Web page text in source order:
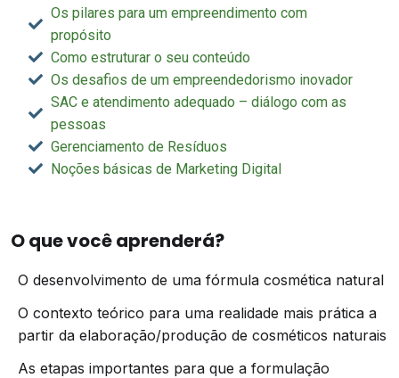
Os pilares para um empreendimento com
propósito
Como estruturar o seu conteúdo
Os desafios de um empreendedorismo inovador
SAC e atendimento adequado – diálogo com as
pessoas
Gerenciamento de Resíduos
Noções básicas de Marketing Digital
O que você aprenderá?
O desenvolvimento de uma fórmula cosmética natural
O contexto teórico para uma realidade mais prática a
partir da elaboração/produção de cosméticos naturais
As etapas importantes para que a formulação